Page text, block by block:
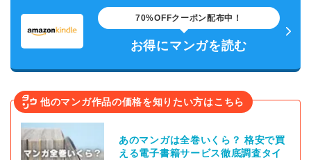
70%OFFクーポン配布中！
お得にマンガを読む
他のマンガ作品の価格を知りたい方はこちら
あのマンガは全巻いくら？ 格安で買
える電子書籍サービス徹底調査タイ